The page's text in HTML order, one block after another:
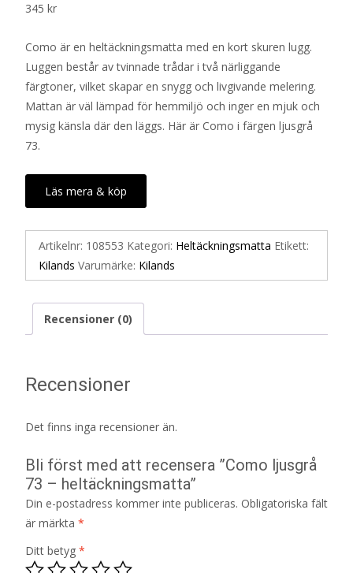
345 kr
Como är en heltäckningsmatta med en kort skuren lugg.
Luggen består av tvinnade trådar i två närliggande
färgtoner, vilket skapar en snygg och livgivande melering.
Mattan är väl lämpad för hemmiljö och inger en mjuk och
mysig känsla där den läggs. Här är Como i färgen ljusgrå
73.
Läs mera & köp
Artikelnr: 108553 Kategori: Heltäckningsmatta Etikett:
Kilands Varumärke: Kilands
Recensioner (0)
Recensioner
Det finns inga recensioner än.
Bli först med att recensera ”Como ljusgrå
73 – heltäckningsmatta”
Din e-postadress kommer inte publiceras. Obligatoriska fält
är märkta *
Ditt betyg *